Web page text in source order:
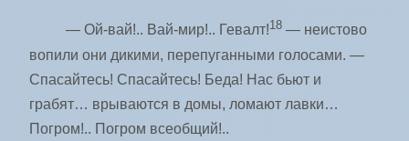
— Ой-вай!.. Вай-мир!.. Гевалт!18— неистово
вопили они дикими, перепуганными голосами. —
Спасайтесь! Спасайтесь! Беда! Нас бьют и
грабят… врываются в домы, ломают лавки…
Погром!.. Погром всеобщий!..